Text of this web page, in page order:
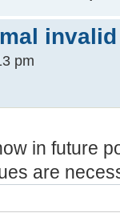
pm
in future
are